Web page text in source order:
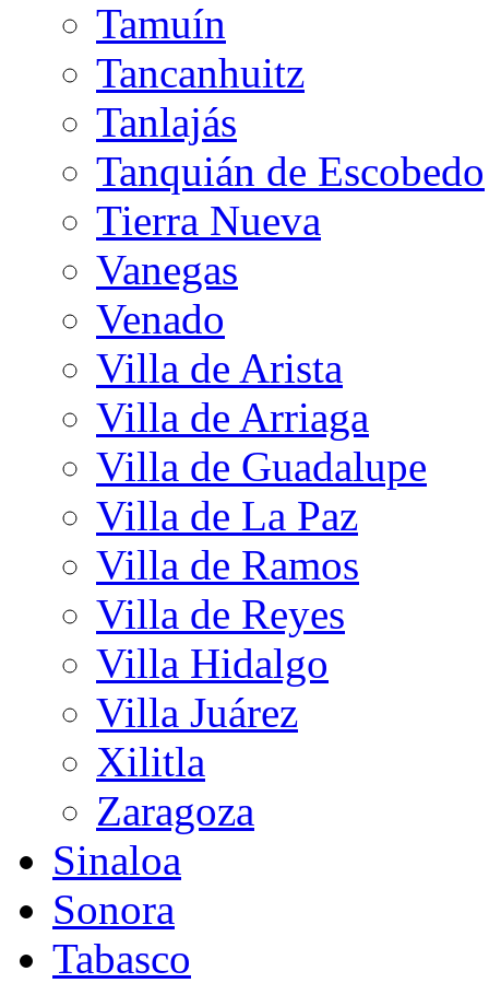
Tamuín
Tancanhuitz
Tanlajás
Tanquián de Escobedo
Tierra Nueva
Vanegas
Venado
Villa de Arista
Villa de Arriaga
Villa de Guadalupe
Villa de La Paz
Villa de Ramos
Villa de Reyes
Villa Hidalgo
Villa Juárez
Xilitla
Zaragoza
Sinaloa
Sonora
Tabasco